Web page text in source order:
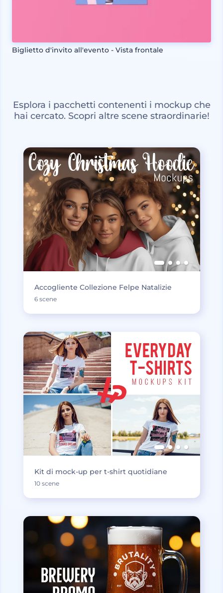
Biglietto d'invito all'evento - Vista frontale
Esplora i pacchetti contenenti i mockup che
hai cercato. Scopri altre scene straordinarie!
Accogliente Collezione Felpe Natalizie
6 scene
Kit di mock-up per t-shirt quotidiane
10 scene